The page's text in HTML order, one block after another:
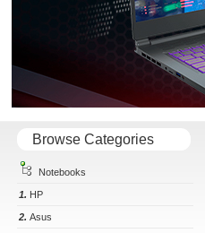
Browse Categories
Notebooks
1. HP
2. Asus